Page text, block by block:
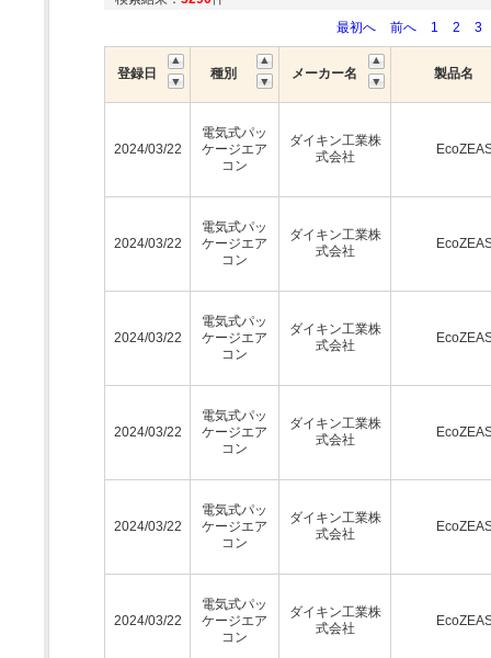
最初へ
前へ 1 2 3
登録日 種別 メーカー名 製品名
2024/03/22
電気式パッ
ケージエア
コン
ダイキン工業株
式会社
2024/03/22
電気式パッ
ケージエア
コン
ダイキン工業株
式会社
2024/03/22
電気式パッ
ケージエア
コン
ダイキン工業株
式会社
2024/03/22
電気式パッ
ケージエア
コン
ダイキン工業株
式会社
2024/03/22
電気式パッ
ケージエア
コン
ダイキン工業株
式会社
2024/03/22
電気式パッ
ケージエア
コン
ダイキン工業株
式会社